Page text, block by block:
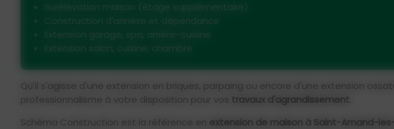
Surélévation maison (étage supplémentaire)
Construction d'annexe et dépendance
Extension garage, spa, arrière-cuisine
Extension salon, cuisine, chambre
Qu'il s'agisse d'une extension en briques, parpaing ou encore d'une extension
professionnalisme à votre disposition pour vos travauxd'agrandissement
Schéma Construction est la référence en extension de maison à Saint-Amand-